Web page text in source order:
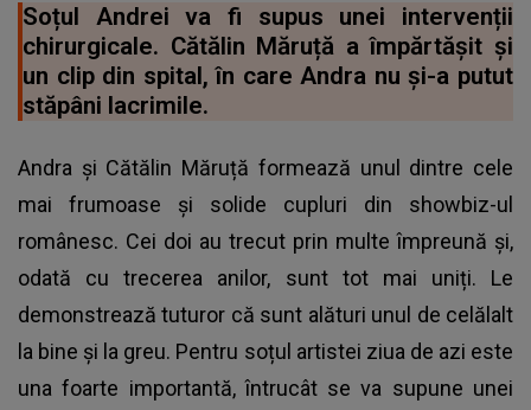
Soțul Andrei va fi supus unei intervenții
chirurgicale. Cătălin Măruță a împărtășit și
un clip din spital, în care Andra nu și-a putut
stăpâni lacrimile.
Andra și Cătălin Măruță formează unul dintre cele
mai frumoase și solide cupluri din showbiz-ul
românesc. Cei doi au trecut prin multe împreună și,
odată cu trecerea anilor, sunt tot mai uniți. Le
demonstrează tuturor că sunt alături unul de celălalt
la bine și la greu. Pentru soțul artistei ziua de azi este
una foarte importantă, întrucât se va supune unei